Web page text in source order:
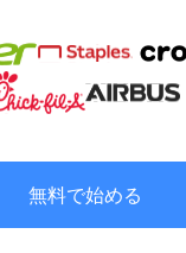
無料で始める